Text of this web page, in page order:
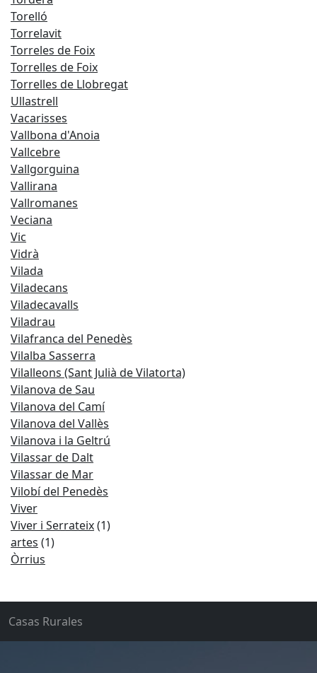
Torelló
Torrelavit
Torreles de Foix
Torrelles de Foix
Torrelles de Llobregat
Ullastrell
Vacarisses
Vallbona d'Anoia
Vallcebre
Vallgorguina
Vallirana
Vallromanes
Veciana
Vic
Vidrà
Vilada
Viladecans
Viladecavalls
Viladrau
Vilafranca del Penedès
Vilalba Sasserra
Vilalleons (Sant Julià de Vilatorta)
Vilanova de Sau
Vilanova del Camí
Vilanova del Vallès
Vilanova i la Geltrú
Vilassar de Dalt
Vilassar de Mar
Vilobí del Penedès
Viver
Viver i Serrateix(1)
artes (1)
Òrrius
Casas Rurales